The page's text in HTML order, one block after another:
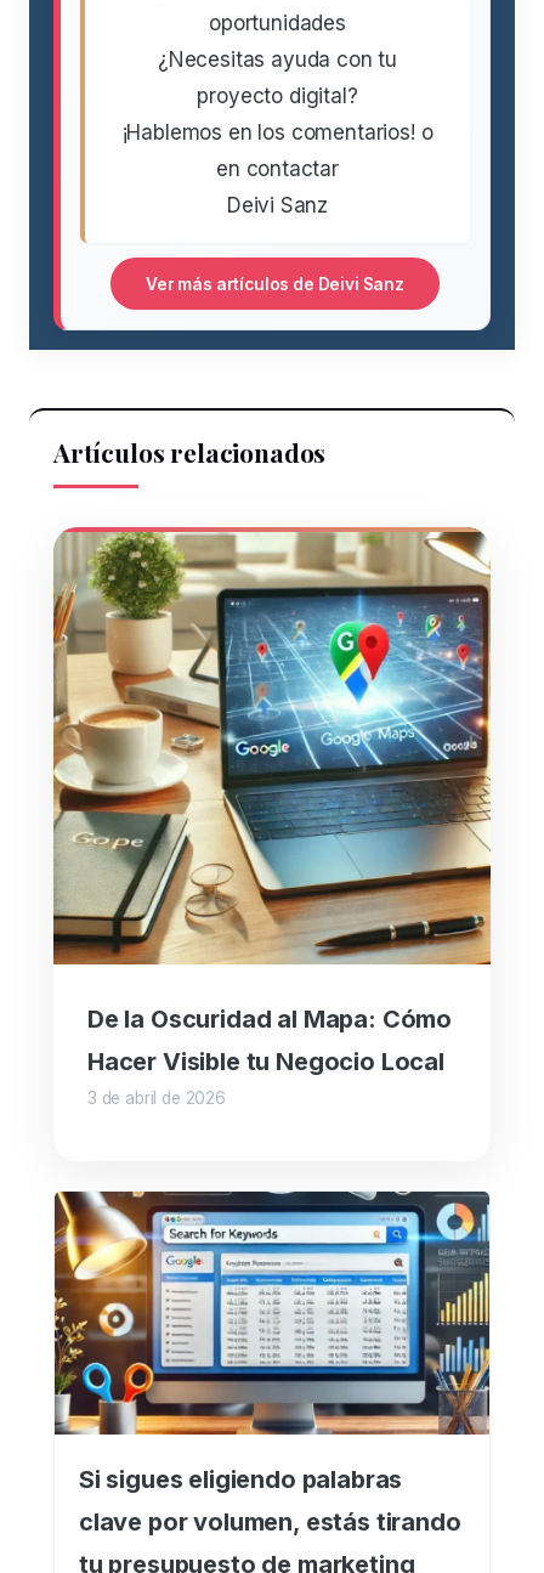
oportunidades
¿Necesitas ayuda con tu
proyecto digital?
¡Hablemos en los comentarios! o
en contactar
Deivi Sanz
Ver más artículos de Deivi Sanz
Artículos relacionados
De la Oscuridad al Mapa: Cómo
Hacer Visible tu Negocio Local
3 de abril de 2026
Si sigues eligiendo palabras
clave por volumen, estás tirando
tu presupuesto de marketing